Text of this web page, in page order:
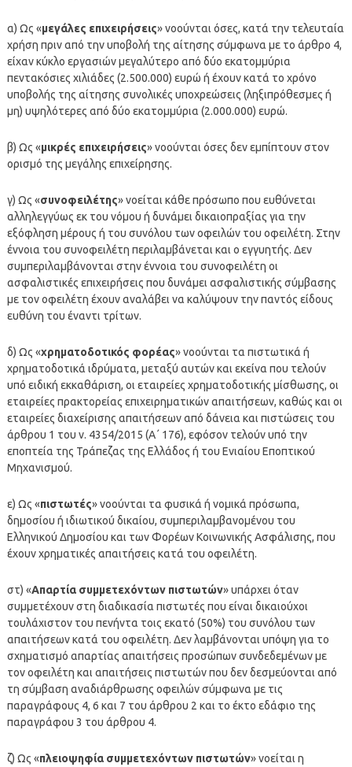
α) Ως «μεγάλες επιχειρήσεις» νοούνται όσες, κατά την τελευταία
χρήση πριν από την υποβολή της αίτησης σύμφωνα με το άρθρο 4,
είχαν κύκλο εργασιών μεγαλύτερο από δύο εκατομμύρια
πεντακόσιες χιλιάδες (2.500.000) ευρώ ή έχουν κατά το χρόνο
υποβολής της αίτησης συνολικές υποχρεώσεις (ληξιπρόθεσμες ή
μη) υψηλότερες από δύο εκατομμύρια (2.000.000) ευρώ.
β) Ως «μικρές επιχειρήσεις» νοούνται όσες δεν εμπίπτουν στον
ορισμό της μεγάλης επιχείρησης.
γ) Ως «συνοφειλέτης» νοείται κάθε πρόσωπο που ευθύνεται
αλληλεγγύως εκ του νόμου ή δυνάμει δικαιοπραξίας για την
εξόφληση μέρους ή του συνόλου των οφειλών του οφειλέτη. Στην
έννοια του συνοφειλέτη περιλαμβάνεται και ο εγγυητής. Δεν
συμπεριλαμβάνονται στην έννοια του συνοφειλέτη οι
ασφαλιστικές επιχειρήσεις που δυνάμει ασφαλιστικής σύμβασης
με τον οφειλέτη έχουν αναλάβει να καλύψουν την παντός είδους
ευθύνη του έναντι τρίτων.
δ) Ως «χρηματοδοτικός φορέας» νοούνται τα πιστωτικά ή
χρηματοδοτικά ιδρύματα, μεταξύ αυτών και εκείνα που τελούν
υπό ειδική εκκαθάριση, οι εταιρείες χρηματοδοτικής μίσθωσης, οι
εταιρείες πρακτορείας επιχειρηματικών απαιτήσεων, καθώς και οι
εταιρείες διαχείρισης απαιτήσεων από δάνεια και πιστώσεις του
άρθρου 1 του ν. 4354/2015 (Α΄ 176), εφόσον τελούν υπό την
εποπτεία της Τράπεζας της Ελλάδος ή του Ενιαίου Εποπτικού
Μηχανισμού.
ε) Ως «πιστωτές» νοούνται τα φυσικά ή νομικά πρόσωπα,
δημοσίου ή ιδιωτικού δικαίου, συμπεριλαμβανομένου του
Ελληνικού Δημοσίου και των Φορέων Κοινωνικής Ασφάλισης, που
έχουν χρηματικές απαιτήσεις κατά του οφειλέτη.
στ) «Απαρτία συμμετεχόντων πιστωτών» υπάρχει όταν
συμμετέχουν στη διαδικασία πιστωτές που είναι δικαιούχοι
τουλάχιστον του πενήντα τοις εκατό (50%) του συνόλου των
απαιτήσεων κατά του οφειλέτη. Δεν λαμβάνονται υπόψη για το
σχηματισμό απαρτίας απαιτήσεις προσώπων συνδεδεμένων με
τον οφειλέτη και απαιτήσεις πιστωτών που δεν δεσμεύονται από
τη σύμβαση αναδιάρθρωσης οφειλών σύμφωνα με τις
παραγράφους 4, 6 και 7 του άρθρου 2 και το έκτο εδάφιο της
παραγράφου 3 του άρθρου 4.
ζ) Ως «πλειοψηφία συμμετεχόντων πιστωτών» νοείται η